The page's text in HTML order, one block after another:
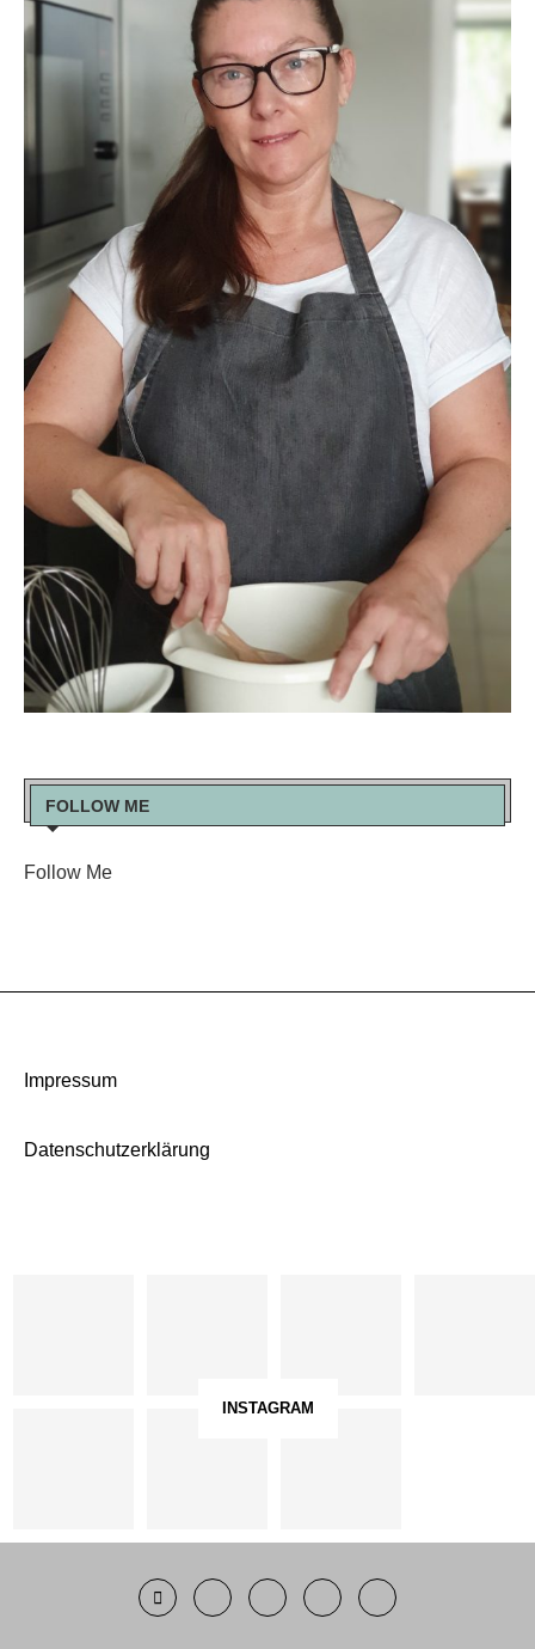
FOLLOW ME
Follow Me
Impressum
Datenschutzerklärung
INSTAGRAM